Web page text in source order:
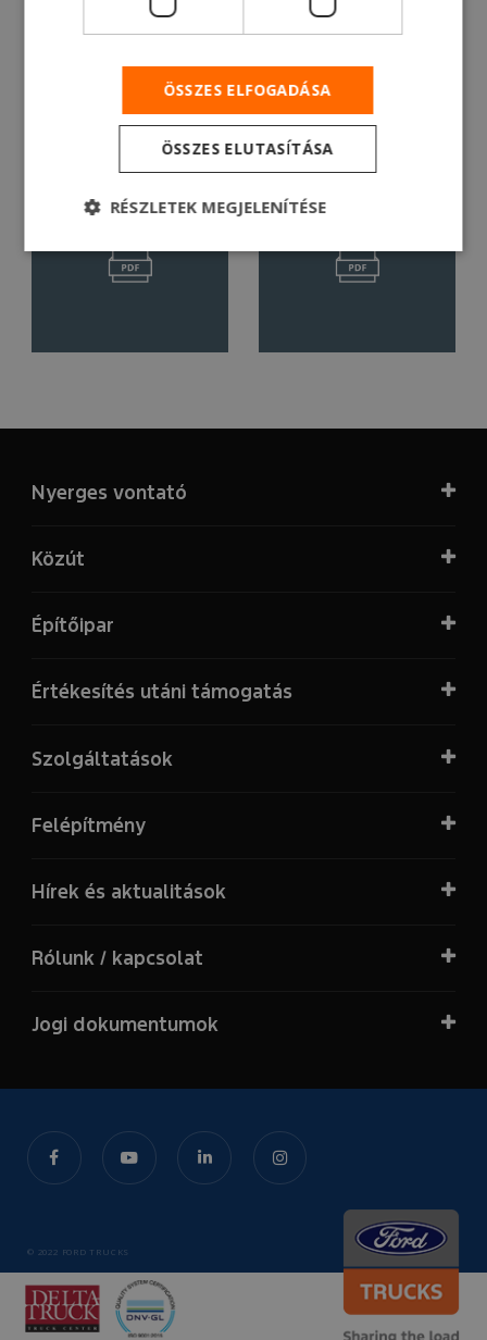
Nyerges vontató
Közút
Építőipar
Értékesítés utáni támogatás
Szolgáltatások
Felépítmény
Hírek és aktualitások
Rólunk / kapcsolat
Jogi dokumentumok
© 2022 FORD TRUCKS
ÖSSZES ELFOGADÁSA
ÖSSZES ELUTASÍTÁSA
RÉSZLETEK MEGJELENÍTÉSE